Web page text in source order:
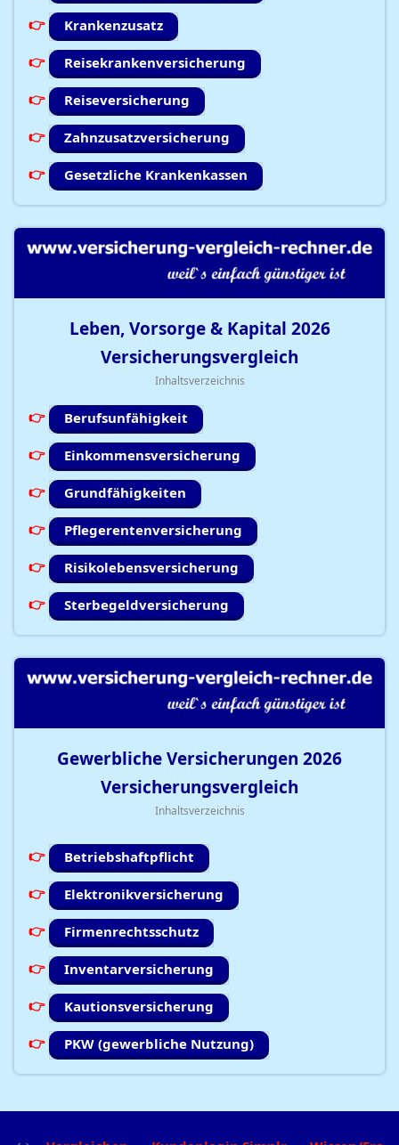
Krankenzusatz
Reisekrankenversicherung
Reiseversicherung
Zahnzusatzversicherung
Gesetzliche Krankenkassen
Leben, Vorsorge & Kapital 2026
Versicherungsvergleich
Inhaltsverzeichnis
Berufsunfähigkeit
Einkommensversicherung
Grundfähigkeiten
Pflegerentenversicherung
Risikolebensversicherung
Sterbegeldversicherung
Gewerbliche Versicherungen 2026
Versicherungsvergleich
Inhaltsverzeichnis
Betriebshaftpflicht
Elektronikversicherung
Firmenrechtsschutz
Inventarversicherung
Kautionsversicherung
PKW (gewerbliche Nutzung)